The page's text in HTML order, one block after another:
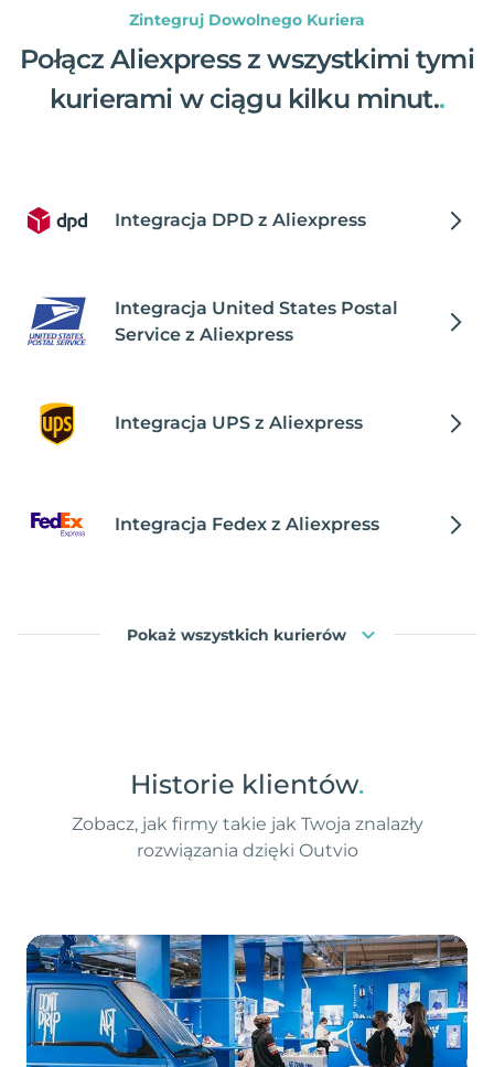
Zintegruj Dowolnego Kuriera
Połącz Aliexpress z wszystkimi tymi
kurierami w ciągu kilku minut..
Integracja DPD z Aliexpress
Integracja United States Postal
Service z Aliexpress
Integracja UPS z Aliexpress
Integracja Fedex z Aliexpress
Pokaż wszystkich kurierów
Historie klientów.
Zobacz, jak firmy takie jak Twoja znalazły
rozwiązania dzięki Outvio